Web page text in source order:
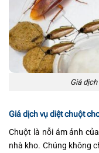
Giá
Giá dịch vụ diệt chuột
Chuột là nỗi ám ảnh
nhà kho. Chúng không